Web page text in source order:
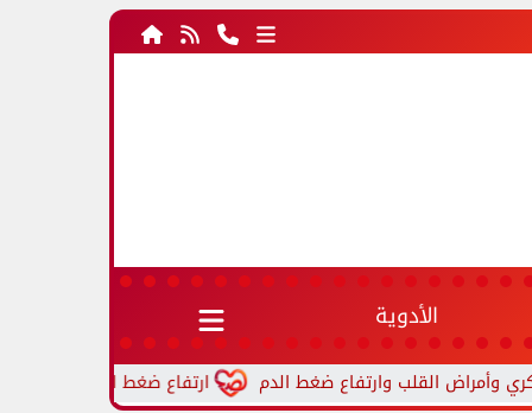
الأدوية
ارتفاع ضغط الدم أثناء النوم.. أسباب